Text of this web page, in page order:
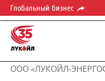
Глобальный бизнес
ООО «ЛУКОЙЛ-